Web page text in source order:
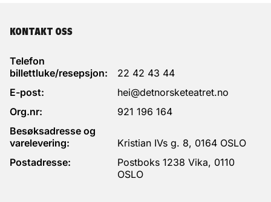
KONTAKT OSS
Telefon
billettluke/resepsjon:
22 42 43 44
E-post:
hei@detnorsketeatret.no
Org.nr:
921 196 164
Besøksadresse og
varelevering:
Kristian IVs g. 8, 0164 OSLO
Postadresse:
Postboks 1238 Vika, 0110
OSLO